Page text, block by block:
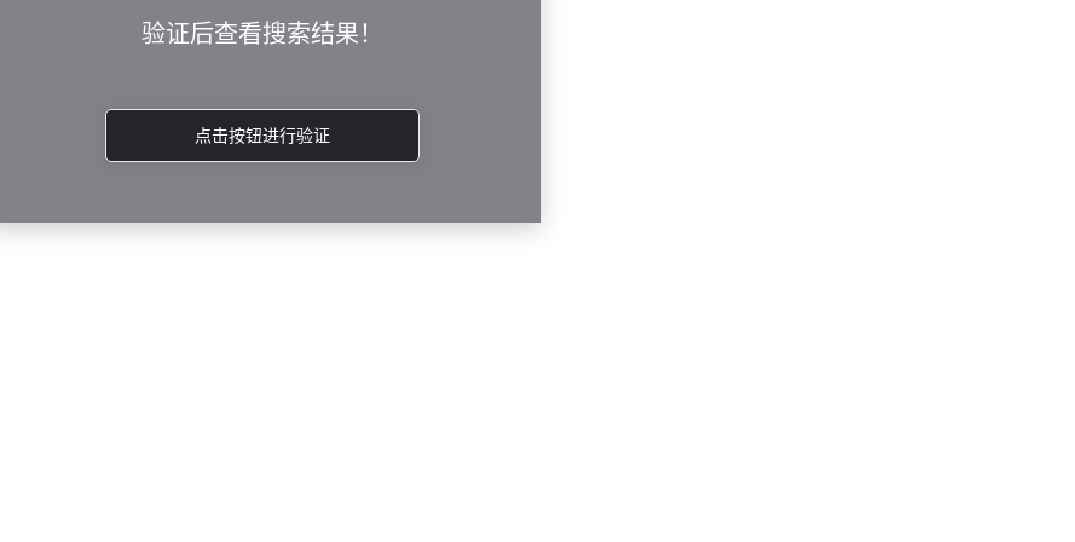
验证后查看搜索结果！
点击按钮进行验证